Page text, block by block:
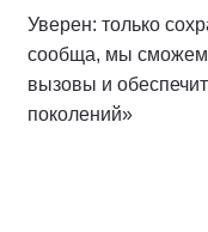
Уверен: только
сообща, мы сможем
вызовы и
поколений»